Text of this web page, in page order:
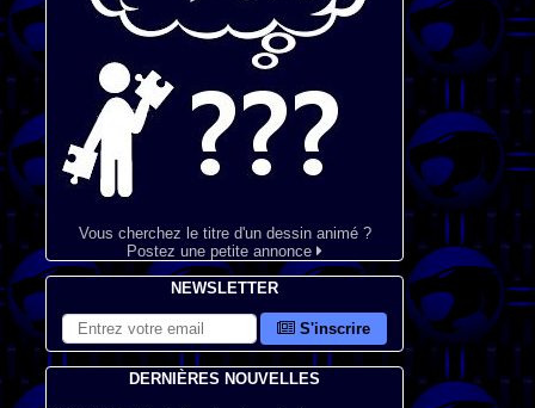
Vous cherchez le titre d'un dessin animé ?
Postez une petite annonce
NEWSLETTER
S'inscrire
DERNIÈRES NOUVELLES